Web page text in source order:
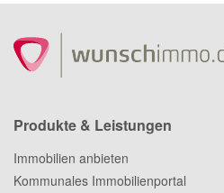
Produkte & Leistungen
Immobilien anbieten
Kommunales Immobilienportal